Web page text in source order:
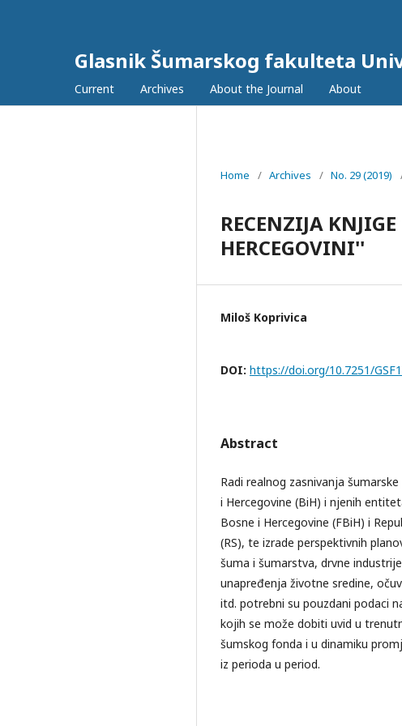
Glasnik Šumarskog fakulteta
Current Archives About the Journal About
Home / Archives / No. 29 (2019)
RECENZIJA
HERCEGOVINI''
Miloš Koprivica
DOI: https://doi.org/10.7251/
Abstract
Radi realnog zasnivanja
i Hercegovine (BiH) i njenih
Bosne i Hercegovine (FBiH) i
(RS), te izrade perspektivnih
šuma i šumarstva, drvne
unapređenja životne sredine,
itd. potrebni su pouzdani podaci
kojih se može dobiti uvid u
šumskog fonda i u dinamiku
iz perioda u period.